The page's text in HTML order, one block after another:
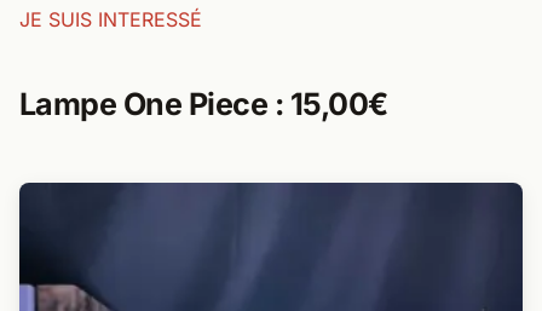
JE SUIS INTERESSÉ
Lampe One Piece : 15,00€